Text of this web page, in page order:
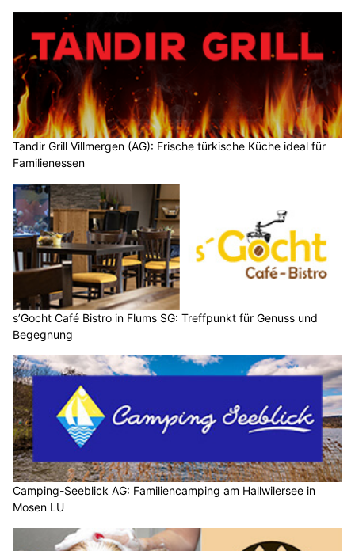
Tandir Grill Villmergen (AG): Frische türkische Küche ideal für
Familienessen
s’Gocht Café Bistro in Flums SG: Treffpunkt für Genuss und
Begegnung
Camping-Seeblick AG: Familiencamping am Hallwilersee in
Mosen LU